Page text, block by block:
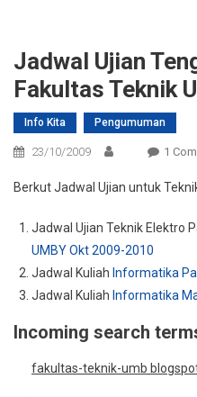
Jadwal Ujian
Fakultas Teknik
Info Kita Pengumuman
23/10/2009 1
Berkut Jadwal Ujian untuk
Jadwal Ujian Teknik Elektro
UMBY Okt 2009-2010
Jadwal Kuliah Informatika
Jadwal Kuliah Informatika
Incoming search
fakultas-teknik-umb